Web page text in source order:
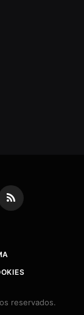
RSS
reservados.